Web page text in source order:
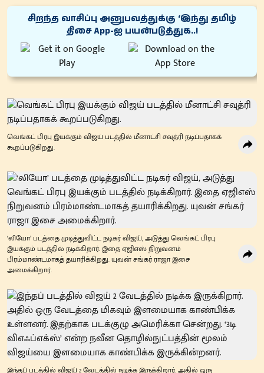
சிறந்த வாசிப்பு அனுபவத்துக்கு ‘இந்து தமிழ்
திசை App-ஐ பயன்படுத்துக..!
வெங்கட் பிரபு இயக்கும் விஜய் படத்தில் மீனாட்சி சவுத்ரி நடிப்பதாகக்
கூறப்படுகிறது.
‘லியோ’ படத்தை முடித்துவிட்ட நடிகர் விஜய், அடுத்து வெங்கட் பிரபு
இயக்கும் படத்தில் நடிக்கிறார். இதை ஏஜிஎஸ் நிறுவனம்
பிரம்மாண்டமாகத் தயாரிக்கிறது. யுவன் சங்கர் ராஜா இசை
அமைக்கிறார்.
இந்தப் படத்தில் விஜய் 2 வேடத்தில் நடிக்க இருக்கிறார். அதில் ஒரு